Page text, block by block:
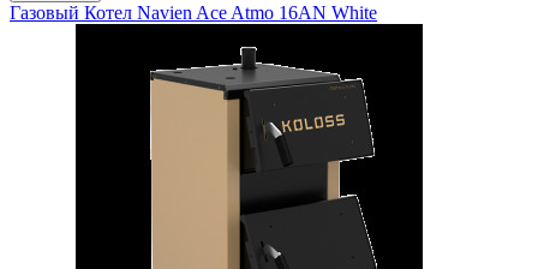
Газовый Котел Navien Ace Atmo 16AN White